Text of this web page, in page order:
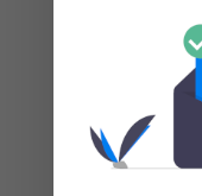
apparue
les
Nous
angles
celui du
poésie
soient